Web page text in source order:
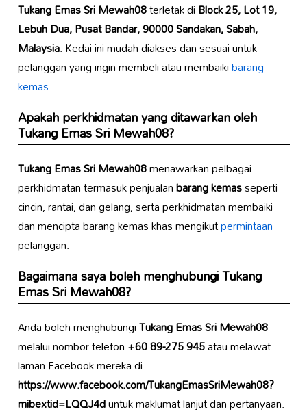
Tukang Emas Sri Mewah08terletak diBlock 25, Lot 19,
Lebuh Dua, Pusat Bandar, 90000 Sandakan, Sabah,
Malaysia. Kedai ini mudah diakses dan sesuai untuk
pelanggan yang ingin membeli atau membaikibarang
kemas.
Apakah perkhidmatan yang ditawarkan oleh
Tukang Emas Sri Mewah08?
Tukang Emas Sri Mewah08menawarkan pelbagai
perkhidmatan termasuk penjualanbarang kemasseperti
cincin, rantai, dan gelang, serta perkhidmatan membaiki
dan mencipta barang kemas khas mengikutpermintaan
pelanggan.
Bagaimana saya boleh menghubungiTukang
Emas Sri Mewah08?
Anda boleh menghubungiTukang Emas Sri Mewah08
melalui nombor telefon+60 89-275 945atau melawat
laman Facebook mereka di
https://www.facebook.com/TukangEmasSriMewah08?
mibextid=LQQJ4duntuk maklumat lanjut dan pertanyaan.